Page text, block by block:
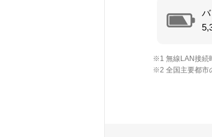
※1 無線LAN接続
※2 全国主要都市